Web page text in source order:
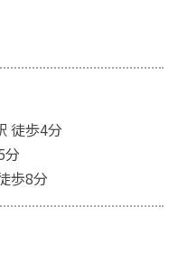
徒歩4分
分
歩8分